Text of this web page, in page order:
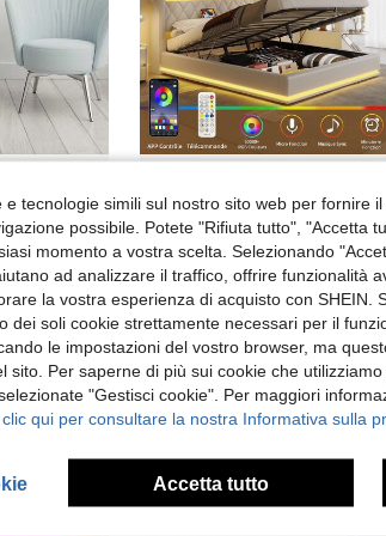
di bellezza Magazzino EU Struttura letto 160x200cm con illuminazione LED e porte USB, testiera rivestita in PU con lampada da lettura, letto contenitore idraulico con spazio sotto il materasso, colore beige
#1 Bestseller in Camera da letto Strutture per letti
8 left
8 left
8 left
#1 Bestseller in Camera da letto Strutture per letti
8 left
217.55€
Alto livello di fidelizzazione dei clienti
e tecnologie simili sul nostro sito web per fornire
possibile. Potete "Rifiuta tutto", "Accetta
momento a vostra scelta. Selezionando
ad analizzare il traffico, offrire funzionalità
la vostra esperienza di acquisto con SHEIN.
dei soli cookie strettamente necessari per il
le impostazioni del vostro browser, ma
sito. Per saperne di più sui cookie che
"Gestisci cookie". Per maggiori
qui per consultare la nostra Informativa sulla
Accetta tutto